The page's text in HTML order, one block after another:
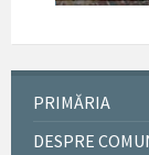
PRIMĂRIA
DESPRE